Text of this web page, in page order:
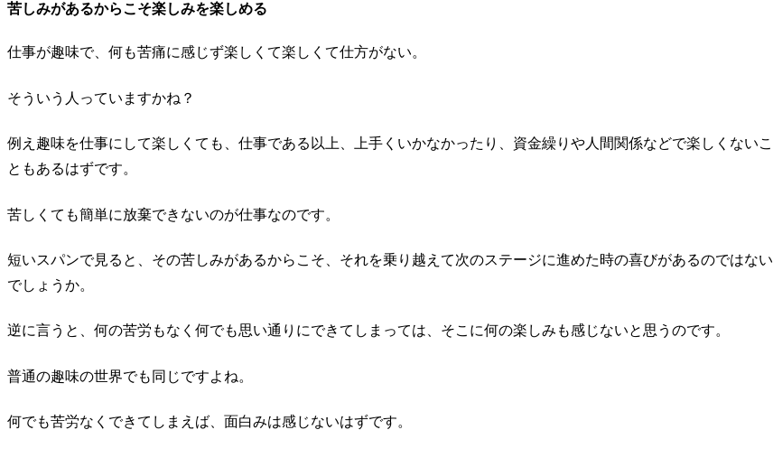
苦しみがあるからこそ楽しみを楽しめる
仕事が趣味で、何も苦痛に感じず楽しくて楽しくて仕方がない。
そういう人っていますかね？
例え趣味を仕事にして楽しくても、仕事である以上、上手くいかなかったり、資金繰りや人間関係などで楽しくないこ
ともあるはずです。
苦しくても簡単に放棄できないのが仕事なのです。
短いスパンで見ると、その苦しみがあるからこそ、それを乗り越えて次のステージに進めた時の喜びがあるのではない
でしょうか。
逆に言うと、何の苦労もなく何でも思い通りにできてしまっては、そこに何の楽しみも感じないと思うのです。
普通の趣味の世界でも同じですよね。
何でも苦労なくできてしまえば、面白みは感じないはずです。